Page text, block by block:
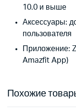
10.0 и выше
Аксессуары:
пользователя
Приложение:
Amazfit App)
Похожие